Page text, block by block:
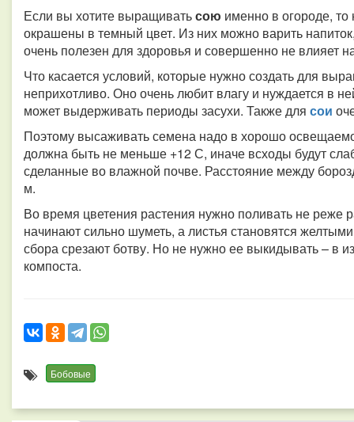
Если вы хотите выращиватьсою именно в огороде,
окрашены в темный цвет. Из них можно варить
очень полезен для здоровья и совершенно не влияет
Что касается условий, которые нужно создать для
неприхотливо. Оно очень любит влагу и нуждается в
может выдерживать периоды засухи. Также для сои
Поэтому высаживать семена надо в хорошо
должна быть не меньше +12 С, иначе всходы будут
сделанные во влажной почве. Расстояние между
м.
Во время цветения растения нужно поливать не реже
начинают сильно шуметь, а листья становятся
сбора срезают ботву. Но не нужно ее выкидывать – в
компоста.
Бобовые